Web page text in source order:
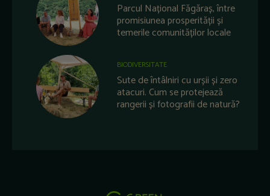
Parcul Național Făgăraș, între
promisiunea prosperității și
temerile comunităților locale
BIODIVERSITATE
Sute de întâlniri cu urșii și zero
atacuri. Cum se protejează
rangerii și fotografii de natură?